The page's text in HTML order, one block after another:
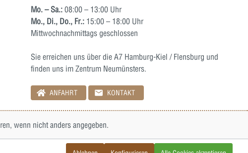
Mo. – Sa.: 08:00 – 13:00 Uhr
Mo., Di., Do., Fr.: 15:00 – 18:00 Uhr
Mittwochnachmittags geschlossen
Sie erreichen uns über die A7 Hamburg-Kiel / Flensburg und
finden uns im Zentrum Neumünsters.
ANFAHRT KONTAKT
wenn nicht anders angegeben.